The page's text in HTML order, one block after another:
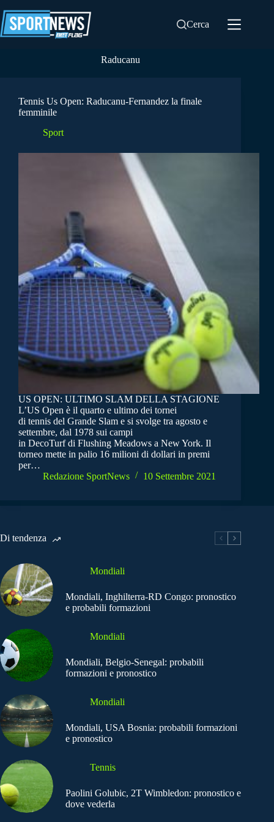
al
contenuto
Cerca
Raducanu
Tennis Us Open: Raducanu-Fernandez la finale
femminile
Sport
US OPEN: ULTIMO SLAM DELLA STAGIONE
L’US Open è il quarto e ultimo dei tornei
di tennis del Grande Slam e si svolge tra agosto e
settembre, dal 1978 sui campi
in DecoTurf di Flushing Meadows a New York. Il
torneo mette in palio 16 milioni di dollari in premi
per…
Redazione SportNews
10 Settembre 2021
Di tendenza
Mondiali
Mondiali, Inghilterra-RD Congo: pronostico
e probabili formazioni
Mondiali
Mondiali, Belgio-Senegal: probabili
formazioni e pronostico
Mondiali
Mondiali, USA Bosnia: probabili formazioni
e pronostico
Tennis
Paolini Golubic, 2T Wimbledon: pronostico e
dove vederla